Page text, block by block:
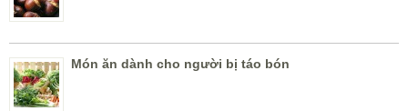
Món ăn dành cho người bị táo bón